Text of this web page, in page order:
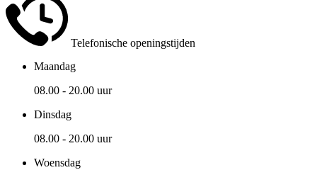
Telefonische openingstijden
Maandag
08.00 - 20.00 uur
Dinsdag
08.00 - 20.00 uur
Woensdag